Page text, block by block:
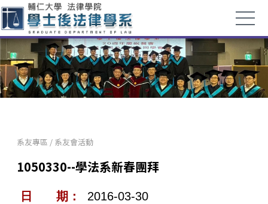
系友專區 / 系友會活動
1050330--學法系新春團拜
日 期： 2016-03-30